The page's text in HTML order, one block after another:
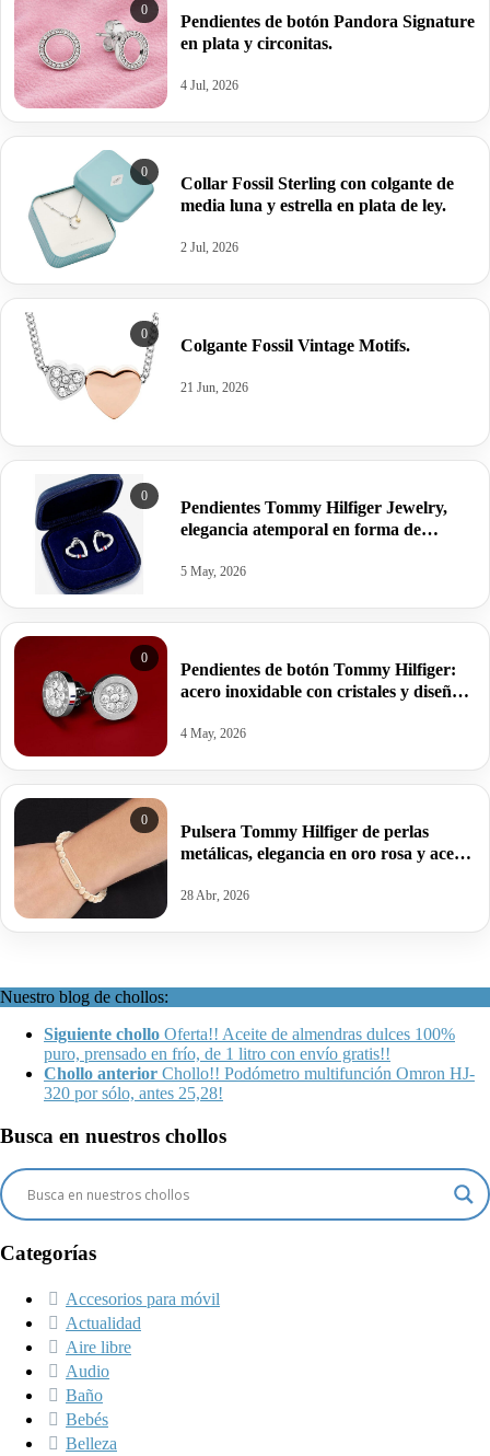
0
Pendientes de botón Pandora Signature
en plata y circonitas.
4 Jul, 2026
0
Collar Fossil Sterling con colgante de
media luna y estrella en plata de ley.
2 Jul, 2026
0
Colgante Fossil Vintage Motifs.
21 Jun, 2026
0
Pendientes Tommy Hilfiger Jewelry,
elegancia atemporal en forma de
5 May, 2026
0
Pendientes de botón Tommy Hilfiger:
acero inoxidable con cristales y diseño
4 May, 2026
0
Pulsera Tommy Hilfiger de perlas
metálicas, elegancia en oro rosa y acero
28 Abr, 2026
Nuestro blog de chollos:
Siguiente chollo Oferta!! Aceite de almendras dulces 100%
puro, prensado en frío, de 1 litro con envío gratis!!
Chollo anterior Chollo!! Podómetro multifunción Omron HJ-
320 por sólo, antes 25,28!
Busca en nuestros chollos
Categorías
Accesorios para móvil
Actualidad
Aire libre
Audio
Baño
Bebés
Belleza